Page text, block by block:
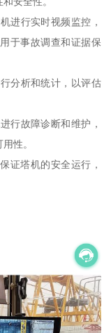
进行实时视频监控，
于事故调查和证据保
分析和统计，以评估
行故障诊断和维护，
性。
证塔机的安全运行，